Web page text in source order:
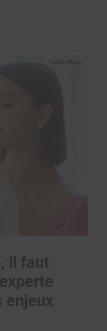
il faut
enjeux